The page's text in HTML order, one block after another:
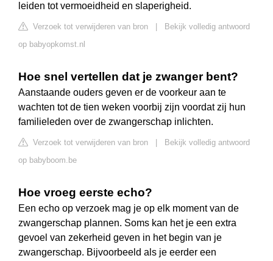
leiden tot vermoeidheid en slaperigheid.
Verzoek tot verwijderen van bron
Bekijk volledig antwoord
op babyopkomst.nl
Hoe snel vertellen dat je zwanger bent?
Aanstaande ouders geven er de voorkeur aan te
wachten tot de tien weken voorbij zijn voordat zij hun
familieleden over de zwangerschap inlichten.
Verzoek tot verwijderen van bron
Bekijk volledig antwoord
op babyboom.be
Hoe vroeg eerste echo?
Een echo op verzoek mag je op elk moment van de
zwangerschap plannen. Soms kan het je een extra
gevoel van zekerheid geven in het begin van je
zwangerschap. Bijvoorbeeld als je eerder een